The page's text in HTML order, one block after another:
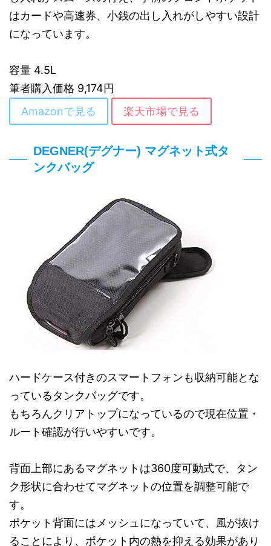
はカードや高速券、小銭の出し入れがしやすい設計
になっています。
容量 4.5L
筆者購入価格 9,174円
Amazonで見る
楽天市場で見る
DEGNER(デグナー) マグネット式タ
ンクバッグ
ハードケース付きのスマートフォンも収納可能とな
っているタンクバッグです。
もちろんクリアトップになっているので現在位置・
ルート確認が行いやすいです。
背面上部にあるマグネットは360度可動式で、タン
ク形状に合わせてマグネットの位置を調整可能で
す。
ポケット背面にはメッシュになっていて、風が抜け
ることにより、ポケット内の熱を抑える効果があり